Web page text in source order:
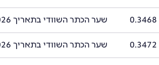
0.3468 שער הכתר השוודי בתאריך 22/01/2026 הוא 0.3468
0.3472 שער הכתר השוודי בתאריך 23/01/2026 הוא 0.3472